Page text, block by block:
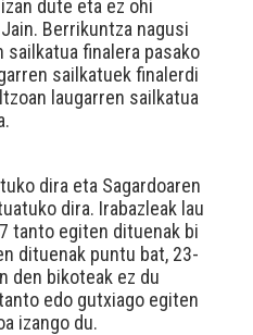
dute eta ez ohi
Berrikuntza nagusi
sailkatua finalera pasako
sailkatuek finalerdi
laugarren sailkatua
dira eta Sagardoaren
dira. Irabazleak lau
tanto egiten dituenak bi
dituenak puntu bat, 23-
den bikoteak ez du
edo gutxiago egiten
izango du.